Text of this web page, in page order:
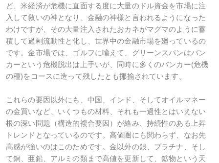
ど、米経済が危機に直面する度に大量のドル資金を市場に注
入して救いの神となり、金融の神様と言われるようになった
わけですが、その大量注入されたおカネがマグマのように蓄
積して過剰流動性と化し、世界中の金融市場を廻っているの
です。金市場では、ゴルフに喩えて、グリーンスパンはバン
カーという危機脱出は上手いが、同時に多くのバンカー(危機
の種)をコースに造って残したとも揶揄されています。
これらの要因以外にも、中国、インド、そしてオイルマネー
の金買いなど、いくつもの材料、それも一過性とはいえない
根の深い問題（構造的複合要因）が絡み、持続性のある上昇
トレンドとなっているのです。高値圏にも関わらず、なお先
高感が強いのはこのためです。金以外の銀、プラチナ、そし
て銅、亜鉛、アルミの類まで高値を更新して、鉱物という天